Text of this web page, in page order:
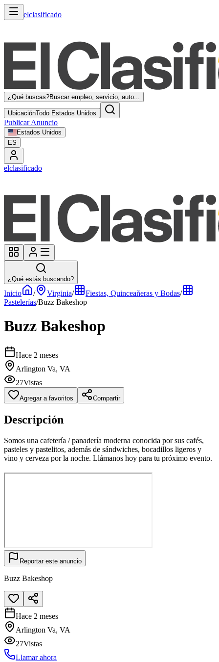
elclasificado
¿Qué buscas?Buscar empleo, servicio, auto...
UbicaciónTodo Estados Unidos
Publicar Anuncio
Estados Unidos
ES
elclasificado
¿Qué estás buscando?
Inicio / Virginia/ Fiestas, Quinceañeras y Bodas/
Pastelerías/Buzz Bakeshop
Buzz Bakeshop
Hace 2 meses
Arlington Va, VA
27Vistas
Agregar a favoritos Compartir
Descripción
Somos una cafetería / panadería moderna conocida por sus cafés,
pasteles y pastelitos, además de sándwiches, bocadillos ligeros y
vino y cerveza por la noche. Llámanos hoy para tu próximo evento.
Reportar este anuncio
Buzz Bakeshop
Hace 2 meses
Arlington Va, VA
27Vistas
Llamar ahora